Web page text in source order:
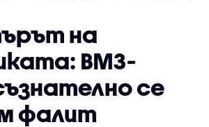
на
ВМЗ-
се
фалит